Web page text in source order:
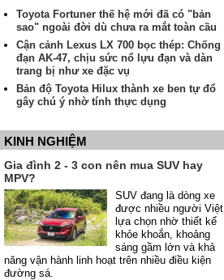
Toyota Fortuner thế hệ mới đã có "bản
sao" ngoài đời dù chưa ra mắt toàn cầu
Cận cảnh Lexus LX 700 bọc thép: Chống
đạn AK-47, chịu sức nổ lựu đạn và dàn
trang bị như xe đặc vụ
Bản độ Toyota Hilux thành xe ben tự đổ
gây chú ý nhờ tính thực dụng
KINH NGHIỆM
Gia đình 2 - 3 con nên mua SUV hay
MPV?
SUV đang là dòng xe
được nhiều người Việt
lựa chọn nhờ thiết kế
khỏe khoắn, khoảng
sáng gầm lớn và khả
năng vận hành linh hoạt trên nhiều điều kiện
đường sá.